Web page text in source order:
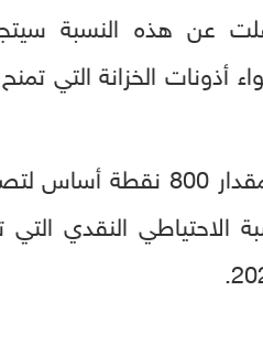
ألا تقل عن 22 بالمئة "لأنه لو قلت عن هذه
الخزانة التي
وعلى مدار العام الماضي 2022، رفع المركزي المصري
كما رفع نسبة الاحتياطي